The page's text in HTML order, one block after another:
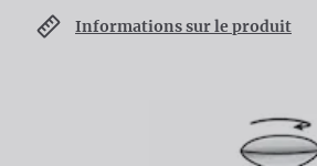
Informations sur le produit